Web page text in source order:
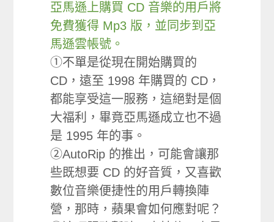
亞馬遜上購買 CD 音樂的用戶將
免費獲得 Mp3 版，並同步到亞
馬遜雲帳號。
①不單是從現在開始購買的
CD，遠至 1998 年購買的 CD，
都能享受這一服務，這絕對是個
大福利，畢竟亞馬遜成立也不過
是 1995 年的事。
②AutoRip 的推出，可能會讓那
些既想要 CD 的好音質，又喜歡
數位音樂便捷性的用戶轉換陣
營，那時，蘋果會如何應對呢？